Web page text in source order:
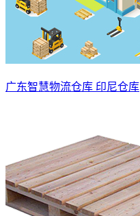
广东智慧物流仓库 印尼仓库